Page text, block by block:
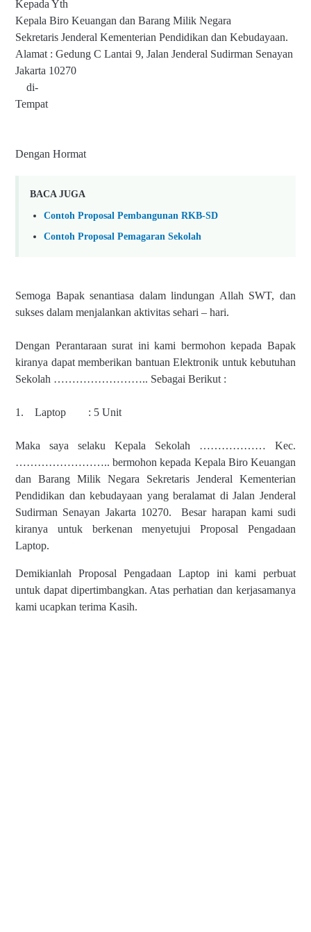
Kepada Yth
Kepala Biro Keuangan dan Barang Milik Negara
Sekretaris Jenderal Kementerian Pendidikan dan Kebudayaan.
Alamat : Gedung C Lantai 9, Jalan Jenderal Sudirman Senayan
Jakarta 10270
di-
Tempat
Dengan Hormat
BACA JUGA
Contoh Proposal Pembangunan RKB-SD
Contoh Proposal Pemagaran Sekolah
Semoga Bapak senantiasa dalam lindungan Allah SWT, dan
sukses dalam menjalankan aktivitas sehari – hari.
Dengan Perantaraan surat ini kami bermohon kepada Bapak
kiranya dapat memberikan bantuan Elektronik untuk kebutuhan
Sekolah …………………….. Sebagai Berikut :
1. Laptop : 5 Unit
Maka saya selaku Kepala Sekolah ……………… Kec.
…………………….. bermohon kepada Kepala Biro Keuangan
dan Barang Milik Negara Sekretaris Jenderal Kementerian
Pendidikan dan kebudayaan yang beralamat di Jalan Jenderal
Sudirman Senayan Jakarta 10270. Besar harapan kami sudi
kiranya untuk berkenan menyetujui Proposal Pengadaan
Laptop.
Demikianlah Proposal Pengadaan Laptop ini kami perbuat
untuk dapat dipertimbangkan. Atas perhatian dan kerjasamanya
kami ucapkan terima Kasih.